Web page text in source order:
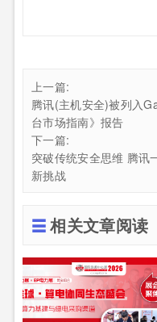
上一篇:
腾讯(主机安全)被列入
台市场指南》报告
下一篇:
突破传统安全思维 腾讯
新挑战
相关文章阅读